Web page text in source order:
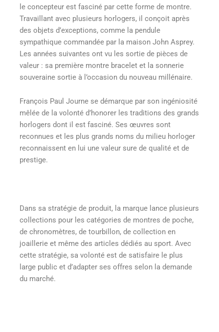
le concepteur est fasciné par cette forme de montre.
Travaillant avec plusieurs horlogers, il conçoit après
des objets d’exceptions, comme la pendule
sympathique commandée par la maison John Asprey.
Les années suivantes ont vu les sortie de pièces de
valeur : sa première montre bracelet et la sonnerie
souveraine sortie à l’occasion du nouveau millénaire.
François Paul Journe se démarque par son ingéniosité
mêlée de la volonté d’honorer les traditions des grands
horlogers dont il est fasciné. Ses œuvres sont
reconnues et les plus grands noms du milieu horloger
reconnaissent en lui une valeur sure de qualité et de
prestige.
Dans sa stratégie de produit, la marque lance plusieurs
collections pour les catégories de montres de poche,
de chronomètres, de tourbillon, de collection en
joaillerie et même des articles dédiés au sport. Avec
cette stratégie, sa volonté est de satisfaire le plus
large public et d’adapter ses offres selon la demande
du marché.